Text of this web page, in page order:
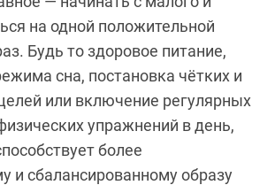
на одной положительной
Будь то здоровое питание,
сна, постановка чётких и
или включение регулярных
упражнений в день,
более
и сбалансированному образу